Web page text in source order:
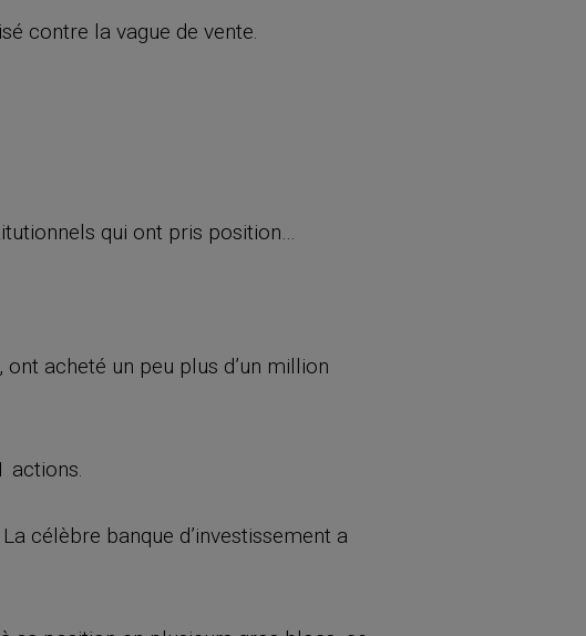
contre la vague de vente.
qui ont pris position…
acheté un peu plus d’un million
actions.
célèbre banque d’investissement a